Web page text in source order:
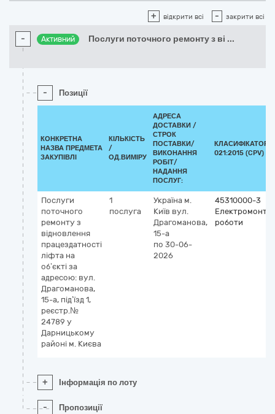
+ відкрити всі - закрити всі
- Активний Послуги поточного ремонту з ві ...
- Позиції
КОНКРЕТНА
НАЗВА ПРЕДМЕТА
ЗАКУПІВЛІ
КІЛЬКІСТЬ
/
ОД.ВИМІРУ
АДРЕСА
ДОСТАВКИ /
СТРОК
ПОСТАВКИ/
ВИКОНАННЯ
РОБІТ/
НАДАННЯ
ПОСЛУГ:
КЛАСИФІКАТОР
021:2015 (CPV)
Послуги
поточного
ремонту з
відновлення
працездатності
ліфта на
об’єкті за
адресою: вул.
Драгоманова,
15-а, під’їзд 1,
реєстр.№
24789 у
Дарницькому
районі м. Києва
1
послуга
Україна м.
Київ вул.
Драгоманова,
15-а
по 30-06-
2026
45310000-3
роботи
+ Інформація по лоту
- Пропозиції